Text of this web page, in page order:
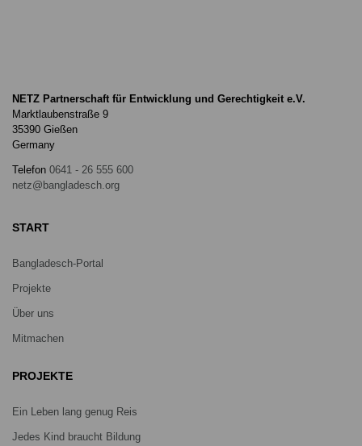
NETZ Partnerschaft für Entwicklung und Gerechtigkeit e.V.
Marktlaubenstraße 9
35390 Gießen
Germany
Telefon 0641 - 26 555 600
netz@bangladesch.org
START
Bangladesch-Portal
Projekte
Über uns
Mitmachen
PROJEKTE
Ein Leben lang genug Reis
Jedes Kind braucht Bildung